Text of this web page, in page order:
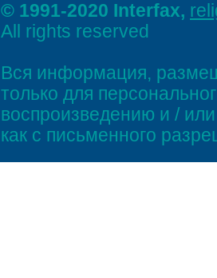
© 1991-2020 Interfax,
All rights reserved
Вся информация,
только для
воспроизведению и /
как с письменного